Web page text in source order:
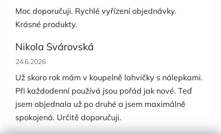
Moc doporučuji. Rychlé vyřízení objednávky.
Krásné produkty.
Nikola Svárovská
Hodnocení obchodu je 5 z 5 hvězdiček.
24.6.2026
Už skoro rok mám v koupelně lahvičky s nálepkami.
Při každodenní používá jsou pořád jak nové. Teď
jsem objednala už po druhé a jsem maximálně
spokojená. Určitě doporučuji.